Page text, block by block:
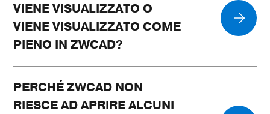
VIENE VISUALIZZATO O
VIENE VISUALIZZATO COME
PIENO IN ZWCAD?
PERCHÉ ZWCAD NON
RIESCE AD APRIRE ALCUNI